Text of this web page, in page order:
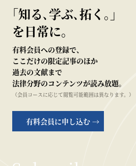
｢知る､学ぶ､拓く｡｣
を日常に。
有料会員への登録で、
ここだけの限定記事のほか
過去の文献まで
法律分野のコンテンツが読み放題。
（会員コースに応じて閲覧可能範囲は異なります。）
有料会員に申し込む →